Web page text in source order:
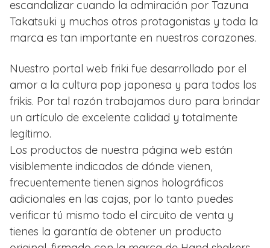
escandalizar cuando la admiración por Tazuna
Takatsuki y muchos otros protagonistas y toda la
marca es tan importante en nuestros corazones.
Nuestro portal web friki fue desarrollado por el
amor a la cultura pop japonesa y para todos los
frikis. Por tal razón trabajamos duro para brindar
un artículo de excelente calidad y totalmente
legítimo.
Los productos de nuestra página web están
visiblemente indicados de dónde vienen,
frecuentemente tienen signos holográficos
adicionales en las cajas, por lo tanto puedes
verificar tú mismo todo el circuito de venta y
tienes la garantía de obtener un producto